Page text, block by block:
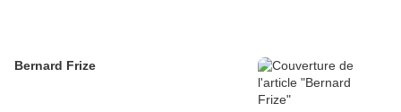
Bernard Frize